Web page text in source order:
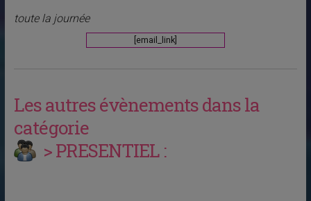
toute la journée
[email_link]
Les autres évènements dans la
catégorie
> PRESENTIEL :